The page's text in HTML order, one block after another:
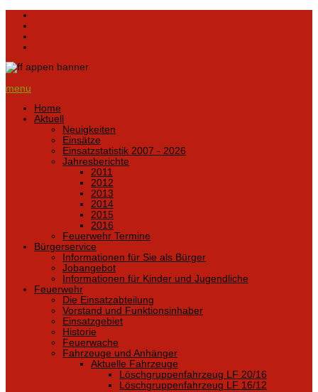
menu
Home
Aktuell
Neuigkeiten
Einsätze
Einsatzstatistik 2007 - 2026
Jahresberichte
2011
2012
2013
2014
2015
2016
Feuerwehr Termine
Bürgerservice
Informationen für Sie als Bürger
Jobangebot
Informationen für Kinder und Jugendliche
Feuerwehr
Die Einsatzabteilung
Vorstand und Funktionsinhaber
Einsatzgebiet
Historie
Feuerwache
Fahrzeuge und Anhänger
Aktuelle Fahrzeuge
Löschgruppenfahrzeug LF 20/16
Löschgruppenfahrzeug LF 16/12